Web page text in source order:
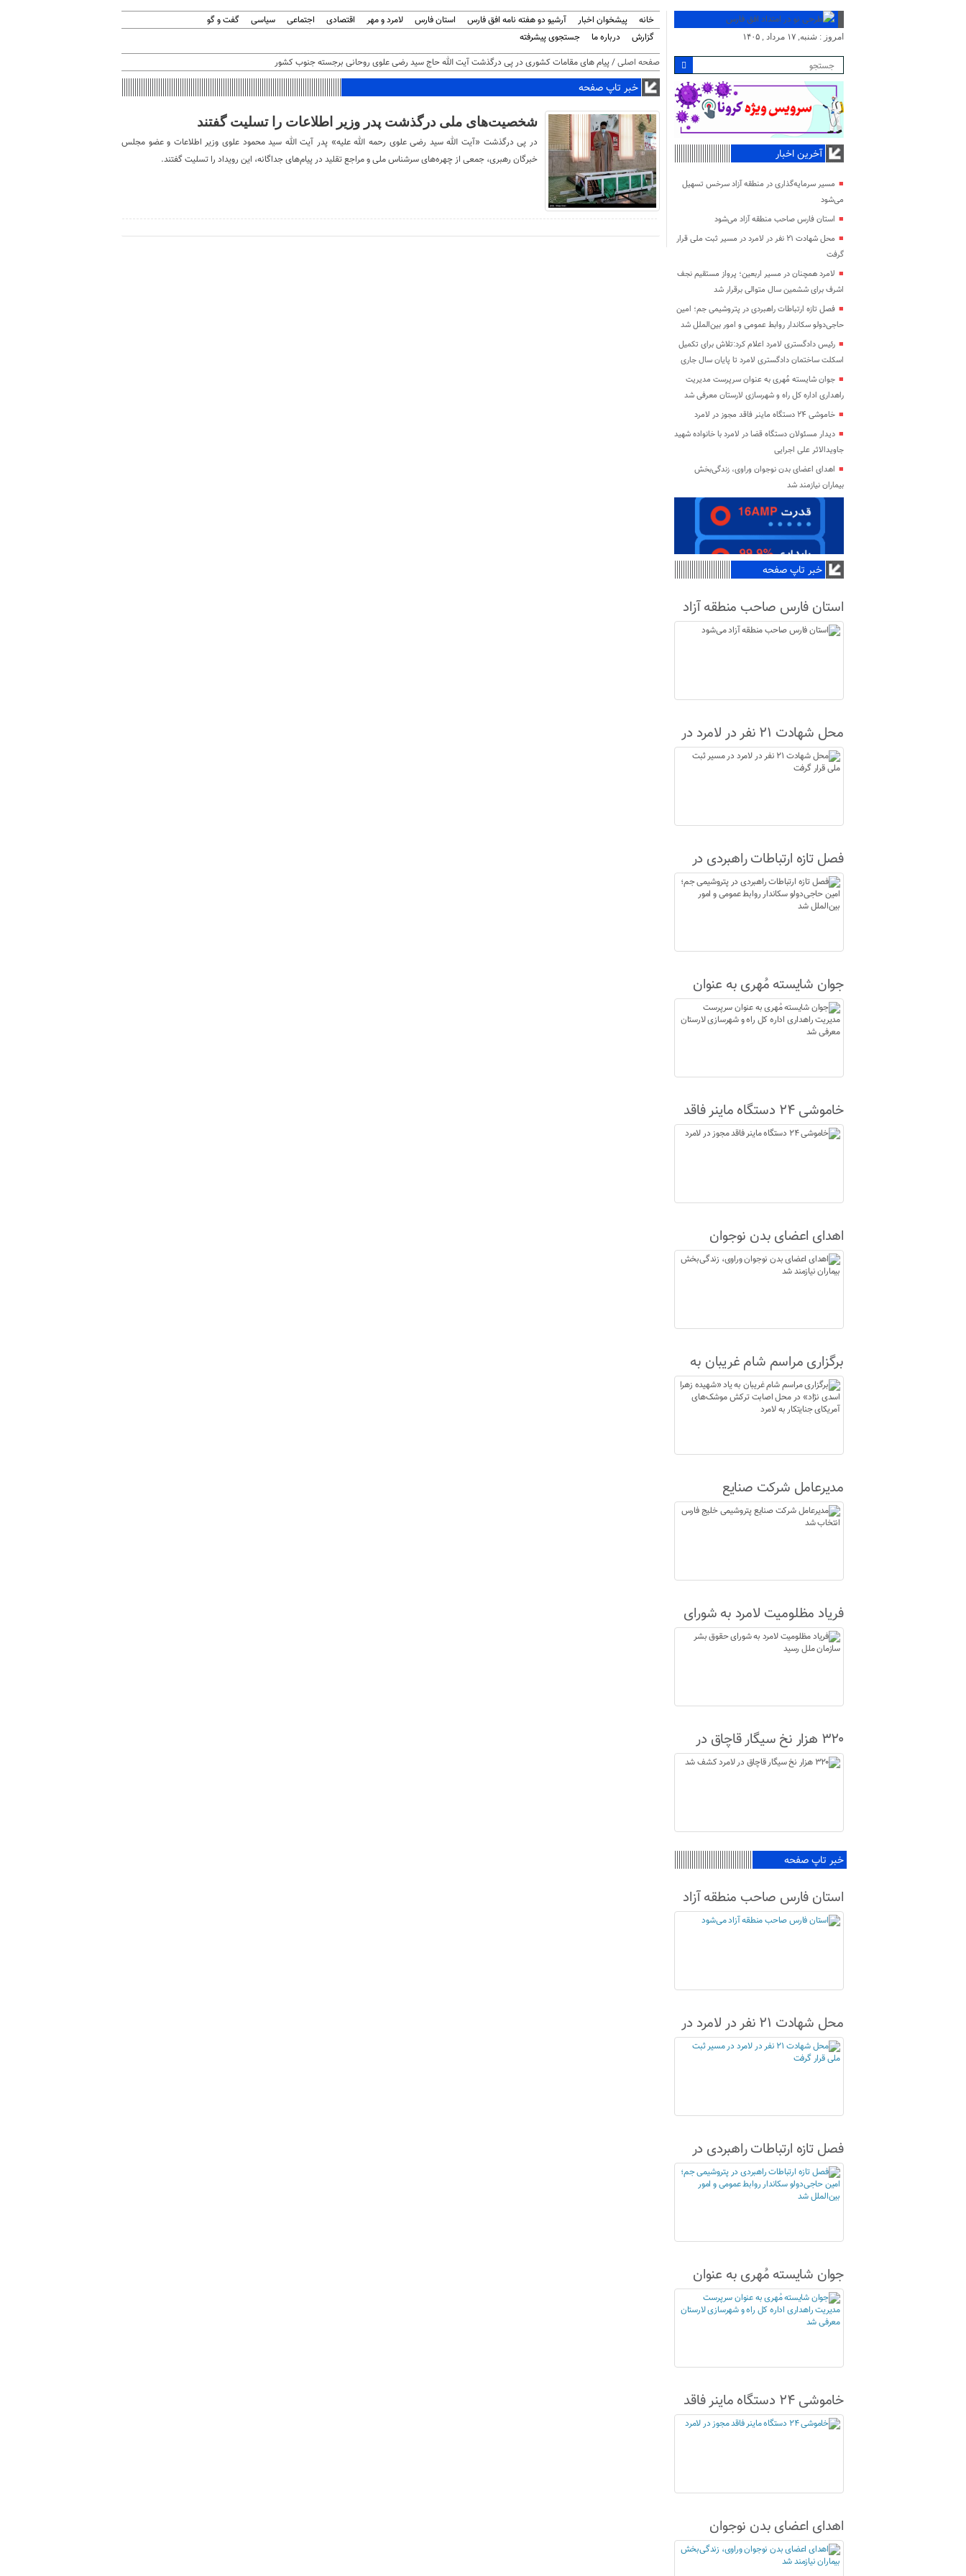
خانه پیشخوان اخبار آرشیو دو هفته نامه افق فارس استان فارس لامرد و مهر اقتصادی اجتماعی سیاسی
گفت و گو
گزارش
درباره ما
جستجوی پیشرفته
صفحه اصلی/ پیام های مقامات کشوری در پی درگذشت آیت الله حاج سید رضی علوی روحانی برجسته جنوب کشور
خبر تاپ صفحه
شخصیت‌های ملی درگذشت پدر وزیر اطلاعات را تسلیت گفتند
در پی درگذشت «آیت الله سید رضی علوی رحمه الله علیه» پدر آیت الله سید محمود علوی وزیر اطلاعات و عضو مجلس
خبرگان رهبری، جمعی از چهره‌های سرشناس ملی و مراجع تقلید در پیام‌های جداگانه، این رویداد را تسلیت گفتند.
امروز : شنبه, ۱۷ مرداد , ۱۴۰۵
آخرین اخبار
مسیر سرمایه‌گذاری در منطقه آزاد سرخس تسهیل
می‌شود
استان فارس صاحب منطقه آزاد می‌شود
محل شهادت ۲۱ نفر در لامرد در مسیر ثبت ملی قرار
گرفت
لامرد همچنان در مسیر اربعین؛ پرواز مستقیم نجف
اشرف برای ششمین سال متوالی برقرار شد
فصل تازه ارتباطات راهبردی در پتروشیمی جم؛ امین
حاجی‌دولو سکاندار روابط عمومی و امور بین‌الملل شد
رئیس دادگستری لامرد اعلام کرد:تلاش برای تکمیل
اسکلت ساختمان دادگستری لامرد تا پایان سال جاری
جوان شایسته مُهری به عنوان سرپرست مدیریت
راهداری اداره کل راه و شهرسازی لارستان معرفی شد
خاموشی ۲۴ دستگاه ماینر فاقد مجوز در لامرد
دیدار مسئولان دستگاه قضا در لامرد با خانواده شهید
جاویدالاثر علی اجرایی
اهدای اعضای بدن نوجوان وراوی، زندگی‌بخش
بیماران نیازمند شد
خبر تاپ صفحه
استان فارس صاحب منطقه آزاد
می‌شود
محل شهادت ۲۱ نفر در لامرد در
مسیر ثبت ملی قرار گرفت
فصل تازه ارتباطات راهبردی در
پتروشیمی جم؛ امین حاجی‌دولو
سکاندار روابط عمومی و امور
جوان شایسته مُهری به عنوان
سرپرست مدیریت راهداری اداره
کل راه و شهرسازی لارستان
خاموشی ۲۴ دستگاه ماینر فاقد
مجوز در لامرد
اهدای اعضای بدن نوجوان
وراوی، زندگی‌بخش بیماران
نیازمند شد
برگزاری مراسم شام غریبان به
یاد «شهیده زهرا اسدی نژاد» در
محل اصابت ترکش موشک‌های
مدیرعامل شرکت صنایع
پتروشیمی خلیج فارس انتخاب
شد
فریاد مظلومیت لامرد به شورای
حقوق بشر سازمان ملل رسید
۳۲۰ هزار نخ سیگار قاچاق در
لامرد کشف شد
خبر تاپ صفحه
استان فارس صاحب منطقه آزاد
می‌شود
محل شهادت ۲۱ نفر در لامرد در
مسیر ثبت ملی قرار گرفت
فصل تازه ارتباطات راهبردی در
پتروشیمی جم؛ امین حاجی‌دولو
سکاندار روابط عمومی و امور
جوان شایسته مُهری به عنوان
سرپرست مدیریت راهداری اداره
کل راه و شهرسازی لارستان
خاموشی ۲۴ دستگاه ماینر فاقد
مجوز در لامرد
اهدای اعضای بدن نوجوان
وراوی، زندگی‌بخش بیماران
نیازمند شد